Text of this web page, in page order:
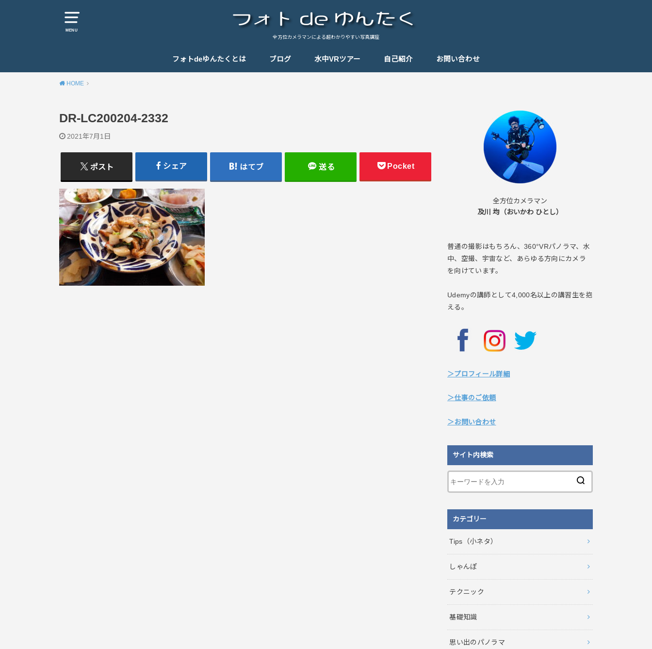
MENU
全方位カメラマンによる超わかりやすい写真講座
フォトdeゆんたくとは ブログ 水中VRツアー 自己紹介 お問い合わせ
HOME
DR-LC200204-2332
2021年7月1日
ポスト シェア はてブ 送る Pocket
全方位カメラマン
及川 均（おいかわ ひとし）
普通の撮影はもちろん、360°VRパノラマ、水
中、空撮、宇宙など、あらゆる方向にカメラ
を向けています。
Udemyの講師として4,000名以上の講習生を抱
える。
＞プロフィール詳細
＞仕事のご依頼
＞お問い合わせ
サイト内検索
カテゴリー
Tips（小ネタ）
しゃんぽ
テクニック
基礎知識
思い出のパノラマ